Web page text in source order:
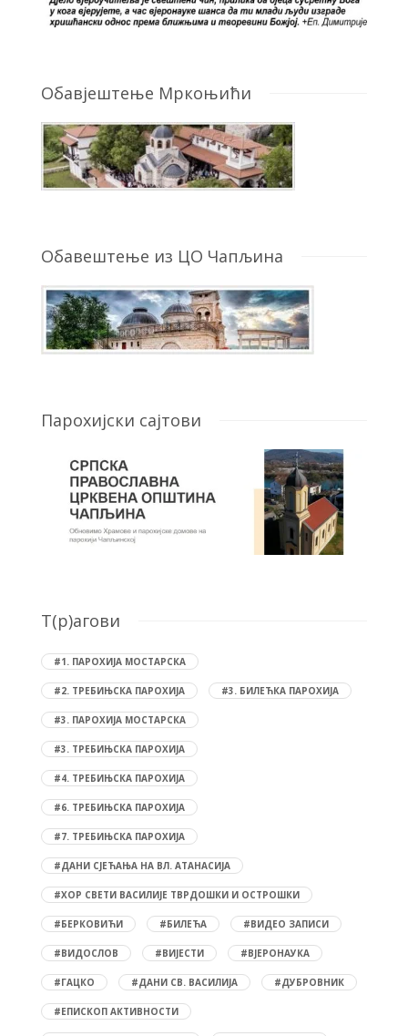
Обавјештење Мркоњићи
Обавештење из ЦО Чапљина
Парохијски сајтови
T(р)агови
#1. ПАРОХИЈА МОСТАРСКА
#2. ТРЕБИЊСКА ПАРОХИЈА #3. БИЛЕЋКА ПАРОХИЈА
#3. ПАРОХИЈА МОСТАРСКА
#3. ТРЕБИЊСКА ПАРОХИЈА
#4. ТРЕБИЊСКА ПАРОХИЈА
#6. ТРЕБИЊСКА ПАРОХИЈА
#7. ТРЕБИЊСКА ПАРОХИЈА
#ДАНИ СЈЕЋАЊА НА ВЛ. АТАНАСИЈА
#ХОР СВЕТИ ВАСИЛИЈЕ ТВРДОШКИ И ОСТРОШКИ
#БЕРКОВИЋИ #БИЛЕЋА #ВИДЕО ЗАПИСИ
#ВИДОСЛОВ #ВИЈЕСТИ #ВЈЕРОНАУКА
#ГАЦКО #ДАНИ СВ. ВАСИЛИЈА #ДУБРОВНИК
#ЕПИСКОП АКТИВНОСТИ